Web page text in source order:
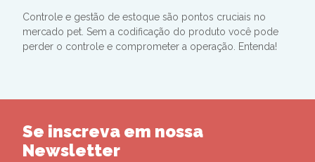
Controle e gestão de estoque são pontos cruciais no
mercado pet. Sem a codificação do produto você pode
perder o controle e comprometer a operação. Entenda!
Se inscreva em nossa
Newsletter